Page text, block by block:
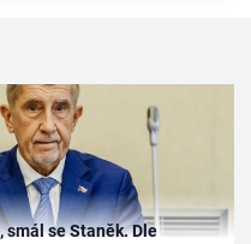
smál se Staněk. Dle